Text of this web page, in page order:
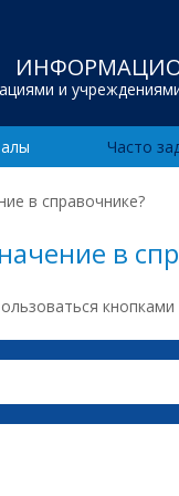
и
Часто
в справочнике?
в